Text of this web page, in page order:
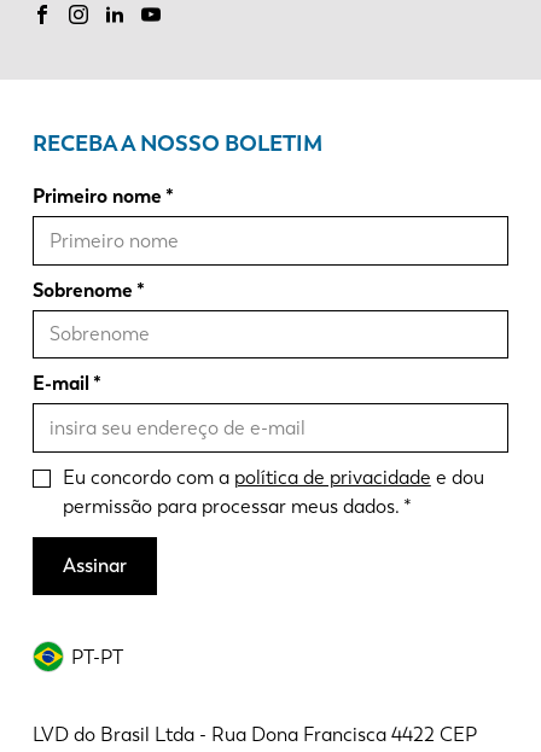
PT-PT
LVD do Brasil Ltda - Rua Dona Francisca 4422 CEP
RECEBA A NOSSO BOLETIM
Primeiro nome
Sobrenome
E-mail
Eu concordo com a política de privacidade e dou
permissão para processar meus dados.
Assinar